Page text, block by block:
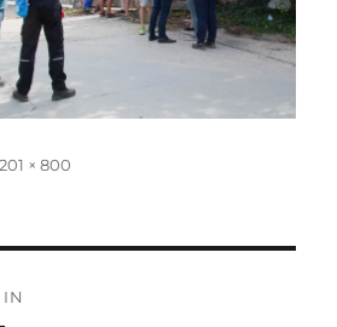
× 800